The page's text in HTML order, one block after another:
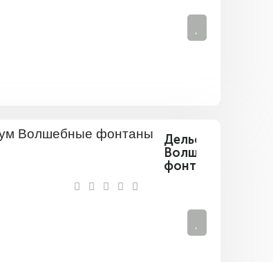
Дельфиниум
Волшебные
фонтаны